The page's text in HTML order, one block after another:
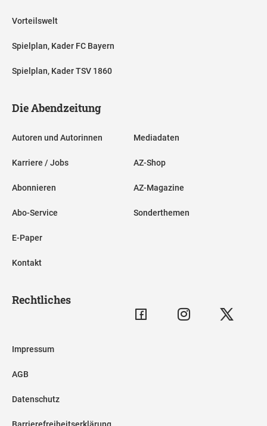
Vorteilswelt
Spielplan, Kader FC Bayern
Spielplan, Kader TSV 1860
Die Abendzeitung
Autoren und Autorinnen
Karriere / Jobs
Abonnieren
Abo-Service
E-Paper
Kontakt
Mediadaten
AZ-Shop
AZ-Magazine
Sonderthemen
Rechtliches
Impressum
AGB
Datenschutz
Barrierefreiheitserklärung